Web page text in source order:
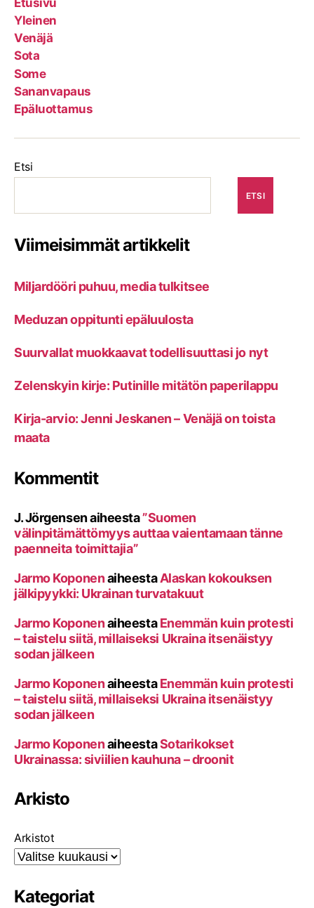
Yleinen
Venäjä
Sota
Some
Sananvapaus
Epäluottamus
Etsi
ETSI
Viimeisimmät artikkelit
Miljardööri puhuu, media tulkitsee
Meduzan oppitunti epäluulosta
Suurvallat muokkaavat todellisuuttasi jo nyt
Zelenskyin kirje: Putinille mitätön paperilappu
Kirja-arvio: Jenni Jeskanen – Venäjä on toista
maata
Kommentit
J. Jörgensenaiheesta”Suomen
välinpitämättömyys auttaa vaientamaan tänne
paenneita toimittajia”
Jarmo KoponenaiheestaAlaskan kokouksen
jälkipyykki: Ukrainan turvatakuut
Jarmo KoponenaiheestaEnemmän kuin protesti
– taistelu siitä, millaiseksi Ukraina itsenäistyy
sodan jälkeen
Jarmo KoponenaiheestaEnemmän kuin protesti
– taistelu siitä, millaiseksi Ukraina itsenäistyy
sodan jälkeen
Jarmo KoponenaiheestaSotarikokset
Ukrainassa: siviilien kauhuna – droonit
Arkisto
Arkistot
Kategoriat